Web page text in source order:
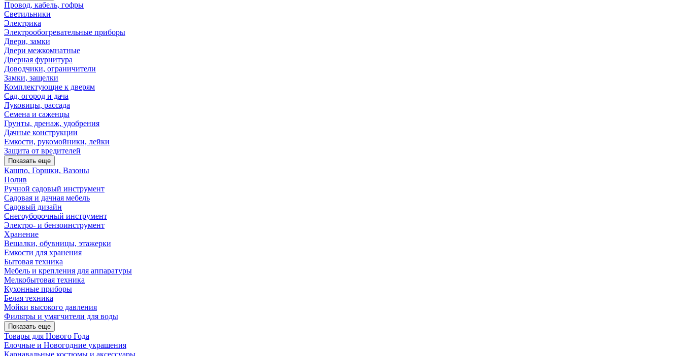
Провод, кабель, гофры
Светильники
Электрика
Электрообогревательные приборы
Двери, замки
Двери межкомнатные
Дверная фурнитура
Доводчики, ограничители
Замки, защелки
Комплектующие к дверям
Сад, огород и дача
Луковицы, рассада
Семена и саженцы
Грунты, дренаж, удобрения
Дачные конструкции
Емкости, рукомойники, лейки
Защита от вредителей
Показать еще
Кашпо, Горшки, Вазоны
Полив
Ручной садовый инструмент
Садовая и дачная мебель
Садовый дизайн
Снегоуборочный инструмент
Электро- и бензоинструмент
Хранение
Вешалки, обувницы, этажерки
Емкости для хранения
Бытовая техника
Мебель и крепления для аппаратуры
Мелкобытовая техника
Кухонные приборы
Белая техника
Мойки высокого давления
Фильтры и умягчители для воды
Показать еще
Товары для Нового Года
Елочные и Новогодние украшения
Карнавальные костюмы и аксессуары